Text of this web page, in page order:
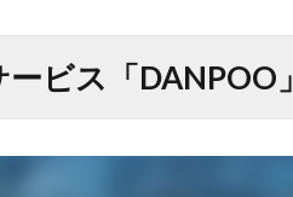
ビス「DANPOO」